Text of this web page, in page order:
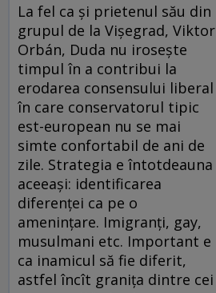
La fel ca și prietenul său din
grupul de la Vișegrad, Viktor
Orbán, Duda nu irosește
timpul în a contribui la
erodarea consensului liberal
în care conservatorul tipic
est-european nu se mai
simte confortabil de ani de
zile. Strategia e întotdeauna
aceeași: identificarea
diferenței ca pe o
amenințare. Imigranți, gay,
musulmani etc. Important e
ca inamicul să fie diferit,
astfel încît granița dintre cei